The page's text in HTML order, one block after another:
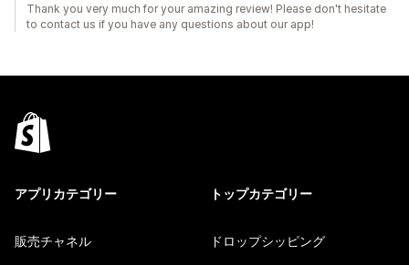
Thank you very much for your amazing review! Please don't hesitate
to contact us if you have any questions about our app!
アプリカテゴリー
販売チャネル
トップカテゴリー
ドロップシッピング